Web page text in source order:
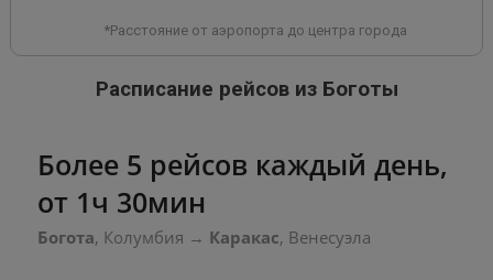
*Расстояние от аэропорта до центра города
Расписание рейсов из Боготы
Более 5 рейсов каждый день,
от 1ч 30мин
Богота, Колумбия → Каракас, Венесуэла